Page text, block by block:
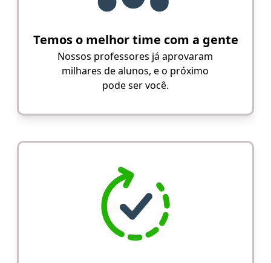
Temos o melhor time com a gente
Nossos professores já aprovaram
milhares de alunos, e o próximo
pode ser você.